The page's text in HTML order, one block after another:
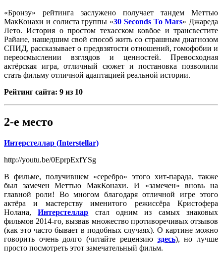
«Бронзу» рейтинга заслужено получает тандем Меттью
МакКонахи и солиста группы «30 Seconds To Mars» Джареда
Лето. История о простом техасском ковбое и трансвестите
Райане, нашедшим свой способ жить со страшным диагнозом
СПИД, рассказывает о предвзятости отношений, гомофобии и
переосмыслении взглядов и ценностей. Превосходная
актёрская игра, отличный сюжет и постановка позволили
стать фильму отличной адаптацией реальной истории.
Рейтинг сайта: 9 из 10
2-е место
Интерстеллар (Interstellar)
http://youtu.be/0EprpExfYSg
В фильме, получившем «серебро» этого хит-парада, также
был замечен Меттью МакКонахи. И «замечен» вновь на
главной роли! Во многом благодаря отличной игре этого
актёра и мастерству именитого режиссёра Кристофера
Нолана,Интерстеллар стал одним из самых знаковых
фильмов 2014-го, вызвав множество противоречивых отзывов
(как это часто бывает в подобных случаях). О картине можно
говорить очень долго (читайте рецензию здесь), но лучше
просто посмотреть этот замечательный фильм.